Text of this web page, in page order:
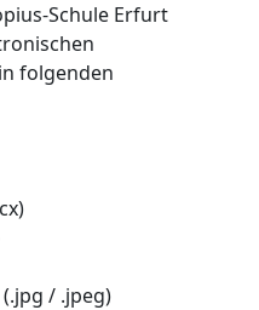
Schule Erfurt
folgenden
/ .jpeg)